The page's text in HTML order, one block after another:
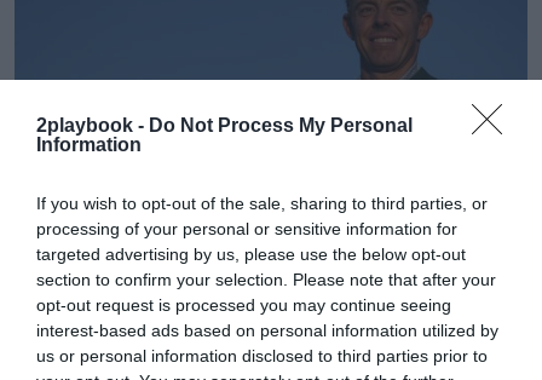
2playbook - Do Not Process My Personal
Information
If you wish to opt-out of the sale, sharing to third parties, or
processing of your personal or sensitive information for
targeted advertising by us, please use the below opt-out
section to confirm your selection. Please note that after your
opt-out request is processed you may continue seeing
interest-based ads based on personal information utilized by
us or personal information disclosed to third parties prior to
Pablo Nieves
Rory Mcllroy, a ‘un golpe’ de ser el jugador de golf
mejor pagado de la historia
Publicidad